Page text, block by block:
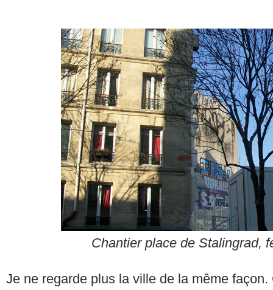
Chantier place de Stalingrad,
Je ne regarde plus la ville de la même